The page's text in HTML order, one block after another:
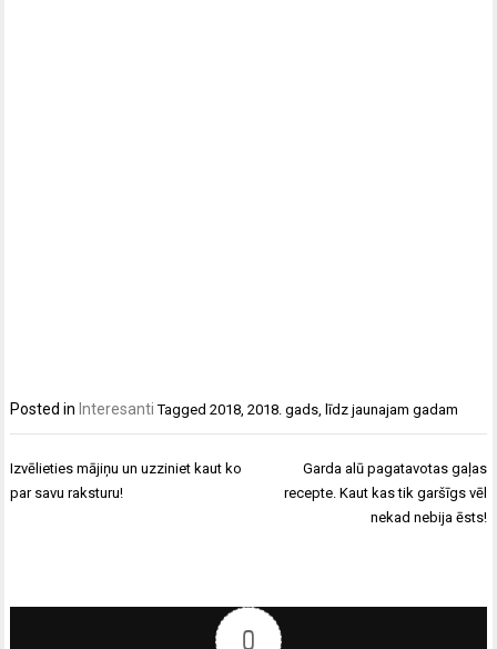
Posted in Interesanti Tagged2018,2018. gads, līdz jaunajam gadam
Ziņu
izvēlne
Izvēlieties mājiņu un uzziniet kaut ko
par savu raksturu!
Garda alū pagatavotas gaļas
recepte. Kaut kas tik garšīgs vēl
nekad nebija ēsts!
0